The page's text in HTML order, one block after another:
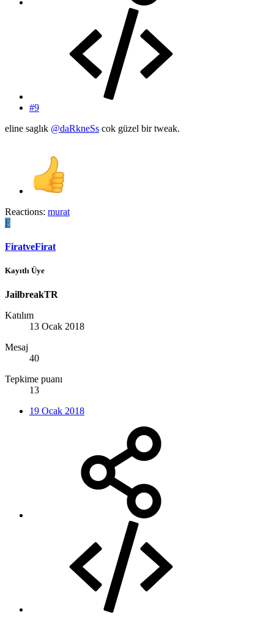
#9
eline saglık @daRkneSs cok güzel bir tweak.
Reactions: murat
F
FiratveFirat
Kayıtlı Üye
JailbreakTR
Katılım
13 Ocak 2018
Mesaj
40
Tepkime puanı
13
19 Ocak 2018